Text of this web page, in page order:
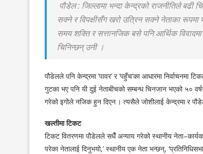
पौडेल : जिल्लामा भन्दा केन्द्रको राजनीतिले बढी
सक्ने र विपक्षीसँग खरो उत्रिन सक्ने नेताका रूपमा
समय शक्ति र सत्तानजिक बसे पनि आर्थिक
चिनिन्छन् उनी ।
पौडेलले पनि केन्द्रमा ‘पावर’ र ‘पहुँच’का आधारमा
गुटका भए पनि यी दुई नेताबीचको सम्बन्ध चिनजान भएको ५०
गरेको इगोले नजिक हुन दिएन । त्यसैले जोशीलाई केन्द्रमा र
खल्तीमा टिकट
टिकट वितरणमा पौडेलले सधैँ अन्याय गरेको स्थानीय
परेका नेतालाई दिनुभयो,’ स्थानीय एक नेता भन्छन्,